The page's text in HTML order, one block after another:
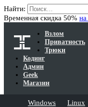
Найти:
Временная скидка 50%
Взлом
Приватность
Трюки
Кодинг
Админ
Geek
Магазин
Windows Linux